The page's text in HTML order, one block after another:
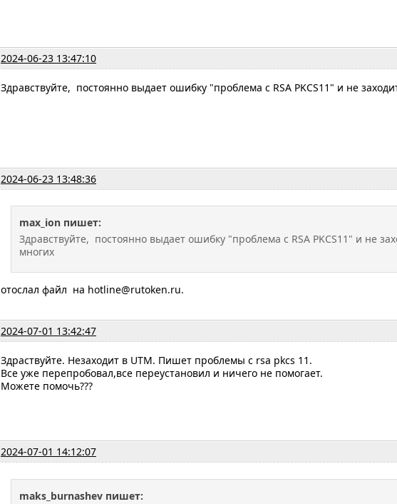
2024-06-23 13:47:10
Здравствуйте, постоянно выдает ошибку "проблема с RSA PKCS11" и не
2024-06-23 13:48:36
max_ion пишет:
Здравствуйте, постоянно выдает ошибку "проблема с RSA PKCS11" и не
многих
отослал файл на hotline@rutoken.ru.
2024-07-01 13:42:47
Здраствуйте. Незаходит в UTM. Пишет проблемы с rsa pkcs 11.
Все уже перепробовал,все переустановил и ничего не помогает.
Можете помочь???
2024-07-01 14:12:07
maks_burnashev пишет: